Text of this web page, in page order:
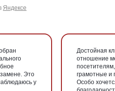
Яндексе
Это
у
Достойная
отношение
грамотные и
Особо